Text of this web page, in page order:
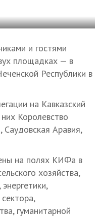
и гостями
площадках — в
Республики в
на Кавказский
Королевство
Аравия,
на полях КИФа в
хозяйства,
гуманитарной